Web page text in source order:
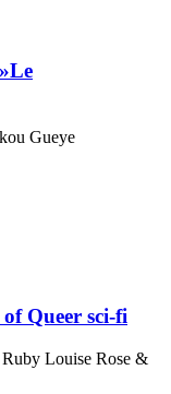
Gueye
Queer sci-fi
Louise Rose &